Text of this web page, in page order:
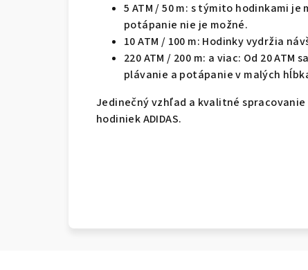
5 ATM / 50 m: s týmito hodinkami
potápanie nie je možné.
10 ATM / 100 m: Hodinky vydržia
220 ATM / 200 m: a viac: Od 20
plávanie a potápanie v malých
Jedinečný vzhľad a kvalitné
hodiniek ADIDAS.